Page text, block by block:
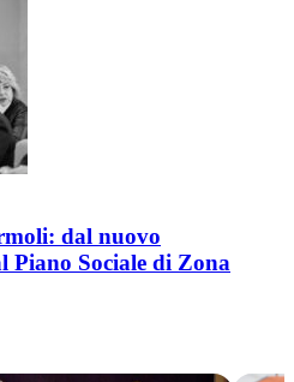
dal nuovo
Piano Sociale di Zona